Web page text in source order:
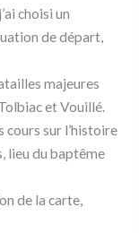
choisi un
de départ,
majeures
et Vouillé.
cours sur l’histoire
lieu du baptême
de la carte,